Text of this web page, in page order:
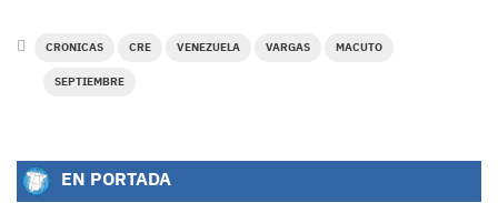
CRONICAS CRE VENEZUELA VARGAS MACUTO
SEPTIEMBRE
EN PORTADA